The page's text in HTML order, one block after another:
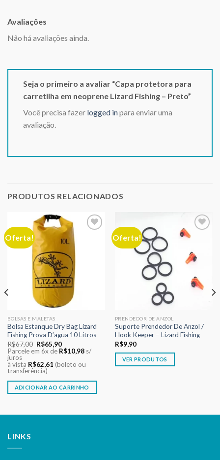
Avaliações
Não há avaliações ainda.
Seja o primeiro a avaliar “Capa protetora para
carretilha em neoprene Lizard Fishing – Preto”
Você precisa fazer logged inpara enviar uma
avaliação.
PRODUTOS RELACIONADOS
Oferta!
BOLSAS E MALETAS
Bolsa Estanque Dry Bag Lizard
Fishing Prova D’agua 10 Litros
R$67,00 O
preço
original
era:
R$67,00.
R$65,90O
preço
atual
é:
R$65,90.
Parcele em 6x de R$10,98 s/
juros
à vista R$62,61 (boleto ou
transferência)
ADICIONAR AO CARRINHO
Oferta!
Adicionar
desejos
PRENDEDOR DE ANZOL
Suporte Prendedor De Anzol /
Hook Keeper – Lizard Fishing
R$9,90
VER PRODUTOS
LINKS